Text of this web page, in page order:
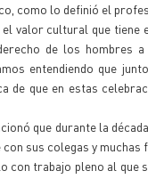
como lo definió el
valor cultural que tiene
de los hombres
entendiendo que
de que en estas
que durante la
sus colegas y
con trabajo pleno al que